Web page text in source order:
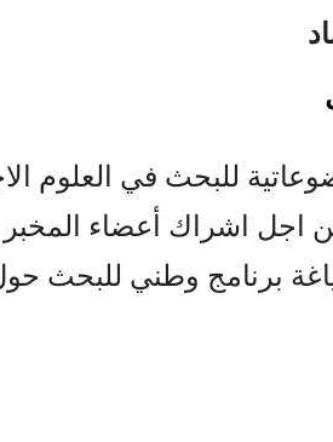
للبحث في العلوم
من اجل اشراك أعضاء
برنامج وطني للبحث